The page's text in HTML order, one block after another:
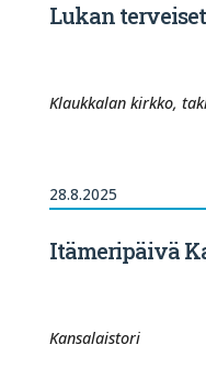
Lukan
Klaukkalan kirkko,
28.8.2025
Itämeripäivä
Kansalaistori